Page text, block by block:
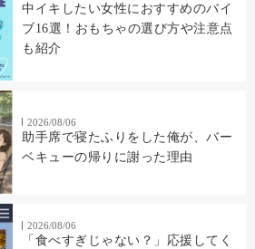
中イキしたい女性におすすめのバイ
ブ16選！おもちゃの選び方や注意点
も紹介
2026/08/06
助手席で寝たふりをした俺が、バー
ベキューの帰りに謝った理由
2026/08/06
「食べすぎじゃない？」応援してく